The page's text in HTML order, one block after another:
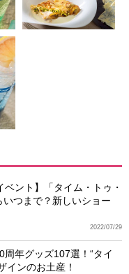
ベント】「タイム・トゥ・
つまで？新しいショー
2022/07/29
周年グッズ107選！“タイ
インのお土産！